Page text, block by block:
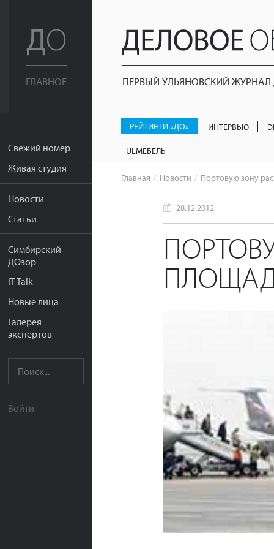
ГЛАВНОЕ
Свежий номер
Живая студия
Новости
Статьи
Симбирский
ДОзор
IT Talk
Новые лица
Галерея
экспертов
Войти
ПЕРВЫЙ УЛЬЯНОВСКИЙ ЖУРНАЛ
РЕЙТИНГИ «ДО» ИНТЕРВЬЮ
ULМЕБЕЛЬ
Главная Новости Портовую зону
28.12.2012